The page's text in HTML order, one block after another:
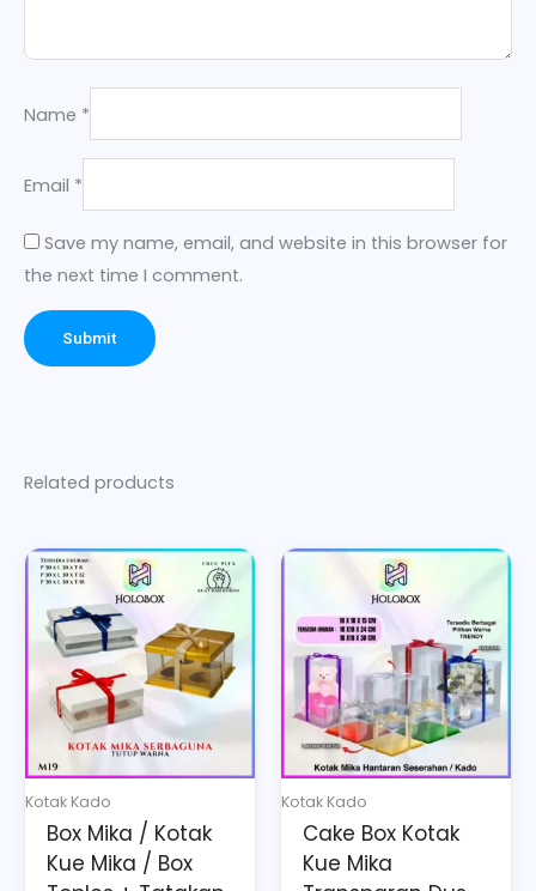
Name *
Email *
Save my name, email, and website in this browser for
the next time I comment.
Related products
Kotak Kado
Box Mika / Kotak
Kue Mika / Box
Price
range:
Rp41.056
through
Rp92.890
This
product
has
multiple
variants.
The
options
be
chosen
Kotak Kado
Cake Box Kotak
Kue Mika
Price
range:
Rp29.214
through
Rp45.993
This
product
has
multiple
variants.
The
options
be
chosen